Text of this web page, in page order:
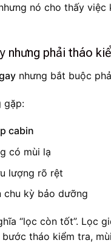
nó cho thấy
nhưng phải tháo
nhưng bắt buộc
gặp:
cabin
có mùi lạ
lượng rõ rệt
chu kỳ bảo dưỡng
“lọc còn tốt”. Lọc
tháo kiểm tra,